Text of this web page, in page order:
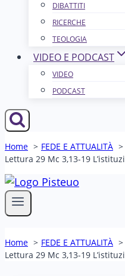
DIBATTITI
RICERCHE
TEOLOGIA
VIDEO E PODCAST
VIDEO
PODCAST
Home FEDE E ATTUALITÀ
Lettura 29 Mc 3,13-19
Home FEDE E ATTUALITÀ
Lettura 29 Mc 3,13-19